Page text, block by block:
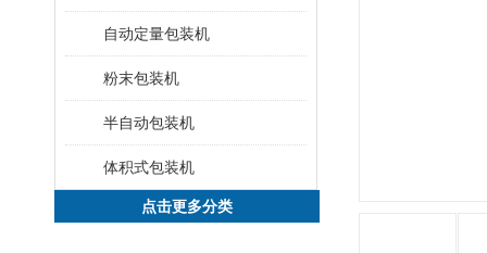
自动定量包装机
粉末包装机
半自动包装机
体积式包装机
点击更多分类